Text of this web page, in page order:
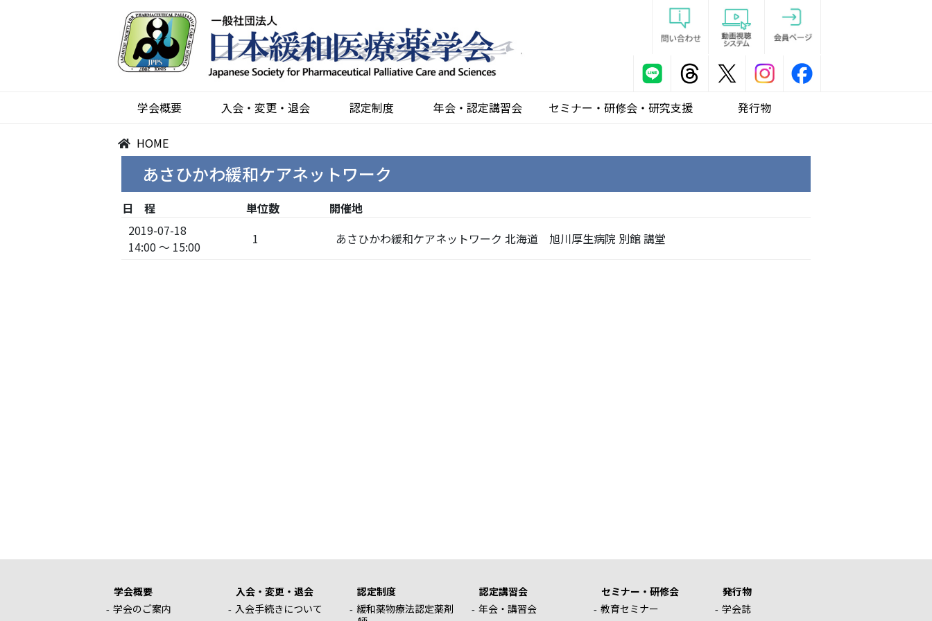
学会概要 入会・変更・退会 認定制度 年会・認定講習会 セミナー・研修会・研究支援 発行物
HOME
あさひかわ緩和ケアネットワーク
日 程 単位数
開催地
2019-07-18
14:00 ～ 15:00
1 あさひかわ緩和ケアネットワーク 北海道 旭川厚生病院 別館 講堂
学会概要
学会のご案内
入会・変更・退会
入会手続きについて
認定制度
緩和薬物療法認定薬剤
認定講習会
年会・講習会
セミナー・研修会
教育セミナー
発行物
学会誌